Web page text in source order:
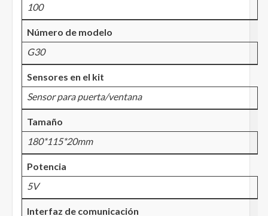
100
Número de modelo
G30
Sensores en el kit
Sensor para puerta/ventana
Tamaño
180*115*20mm
Potencia
5V
Interfaz de comunicación